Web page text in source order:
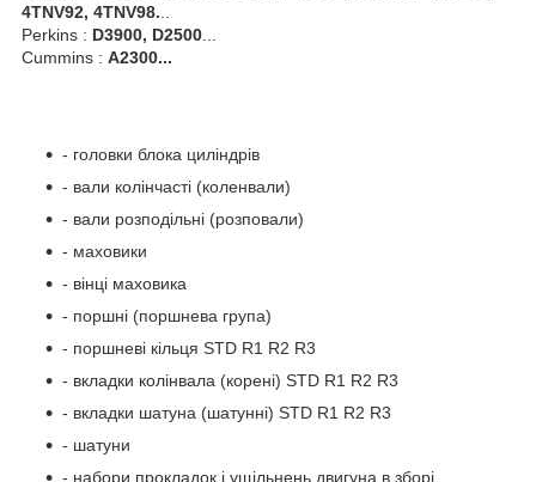
4TNV92, 4TNV98.
Perkins : D3900, D2500
Cummins : A2300...
- головки блока циліндрів
- вали колінчасті (коленвали)
- вали розподільні (розповали)
- маховики
- вінці маховика
- поршні (поршнева група)
- поршневі кільця STD R1 R2 R3
- вкладки колінвала (корені) STD R1 R2 R3
- вкладки шатуна (шатунні) STD R1 R2 R3
- шатуни
- набори прокладок і ущільнень двигуна в зборі